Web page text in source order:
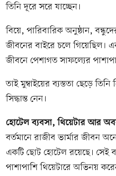
তিনি দূরে সরে যাচ্ছেন।
বিয়ে, পারিবারিক অনুষ্ঠান,
জীবনের বাইরে চলে গিয়েছিল।
জীবনে পেশাগত সাফল্যের
তাই মুম্বাইয়ের ব্যস্ততা ছেড়ে
সিদ্ধান্ত নেন।
হোটেল ব্যবসা, থিয়েটার আর
বর্তমানে রাজীব ভার্মার জীবন
একটি ছোট হোটেল রয়েছে। সেই
পাশাপাশি থিয়েটারে অভিনয়